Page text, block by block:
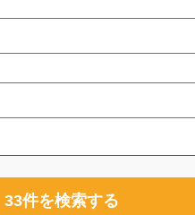
33件を検索する